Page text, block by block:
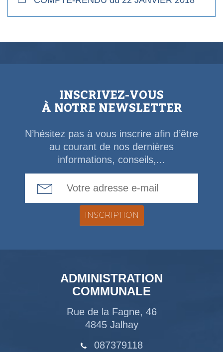
INSCRIVEZ-VOUS
À NOTRE NEWSLETTER
N’hésitez pas à vous inscrire afin d’être
au courant de nos dernières
informations, conseils,...
ADMINISTRATION
COMMUNALE
Rue de la Fagne, 46
4845 Jalhay
087379118